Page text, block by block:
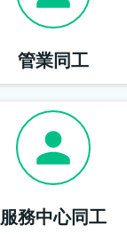
管業同工
服務中心同工